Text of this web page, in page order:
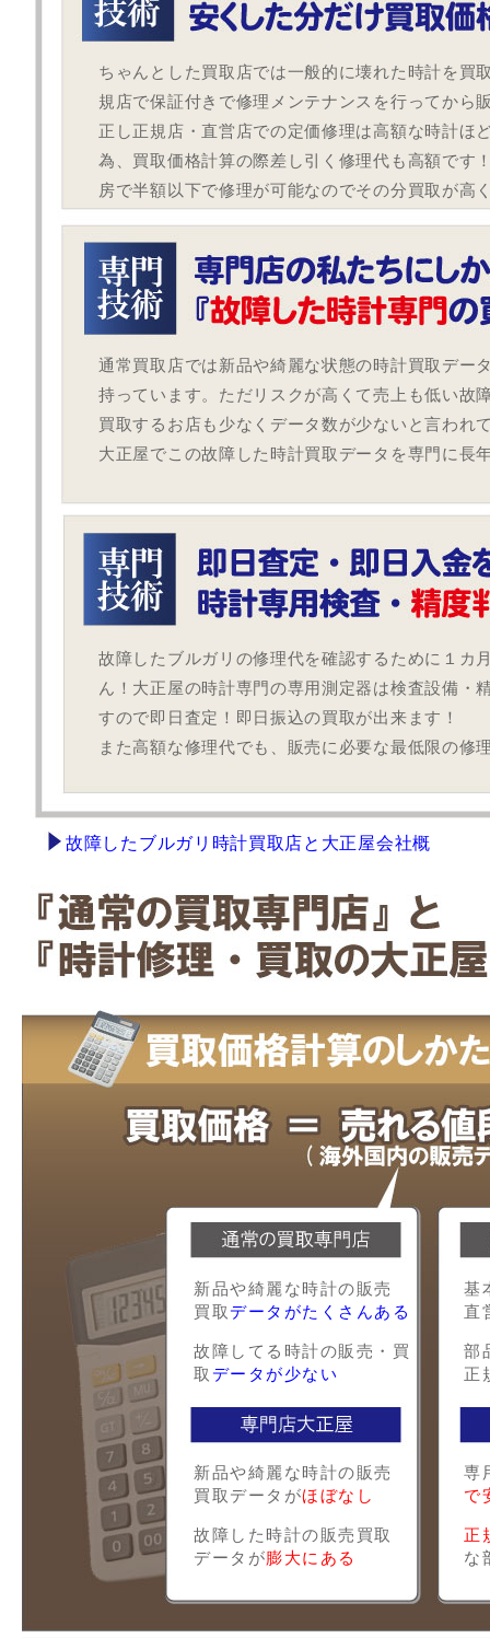
ちゃんとした買取店では一般的に壊れた時計を買
規店で保証付きで修理メンテナンスを行ってから
正し正規店・直営店での定価修理は高額な時計ほ
為、買取価格計算の際差し引く修理代も高額です
房で半額以下で修理が可能なのでその分買取が高
通常買取店では新品や綺麗な状態の時計買取デー
持っています。ただリスクが高くて売上も低い故
買取するお店も少なくデータ数が少ないと言われ
大正屋でこの故障した時計買取データを専門に長
故障したブルガリの修理代を確認するために１カ
ん！大正屋の時計専門の専用測定器は検査設備・
すので即日査定！即日振込の買取が出来ます！
また高額な修理代でも、販売に必要な最低限の修
故障したブルガリ時計買取店と大正屋会社概
新品や綺麗な時計の販売
買取 データがたくさんある
故障してる時計の販売・買
取 データが少ない
基
直
部
正
新品や綺麗な時計の販売
買取データがほぼなし
故障した時計の販売買取
データが膨大にある
専
で
正
な